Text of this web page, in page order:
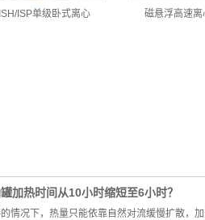
ISH/ISP单级卧式离心 磁悬浮高速离
加热时间从10小时缩短至6小时？
况下，热量只能依靠自然对流缓慢扩散，加